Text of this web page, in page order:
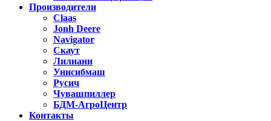
Производители
Claas
Jonh Deere
Navigator
Скаут
Лилиани
Унисибмаш
Русич
Чувашпиллер
БДМ-АгроЦентр
Контакты